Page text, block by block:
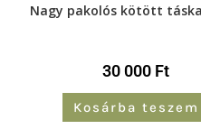
Nagy pakolós kötött
30 000 Ft
Kosárba teszem